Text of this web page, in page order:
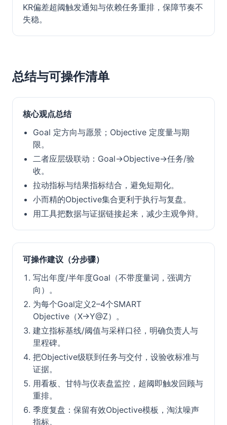
KR偏差超阈触发通知与依赖任务重排，保障节奏不
失稳。
总结与可操作清单
核心观点总结
Goal 定方向与愿景；Objective 定度量与期
限。
二者应层级联动：Goal→Objective→任务/验
收。
拉动指标与结果指标结合，避免短期化。
小而精的Objective集合更利于执行与复盘。
用工具把数据与证据链接起来，减少主观争辩。
可操作建议（分步骤）
写出年度/半年度Goal（不带度量词，强调方
向）。
为每个Goal定义2–4个SMART
Objective（X→Y@Z）。
建立指标基线/阈值与采样口径，明确负责人与
里程碑。
把Objective级联到任务与交付，设验收标准与
证据。
用看板、甘特与仪表盘监控，超阈即触发回顾与
重排。
季度复盘：保留有效Objective模板，淘汰噪声
指标。